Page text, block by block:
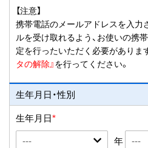
【注意】
携帯電話のメールアドレスを入力
ルを受け取れるよう、お使いの携
定を行ったいただく必要がありま
タの解除』を行ってください。
生年月日・性別
生年月日*
年